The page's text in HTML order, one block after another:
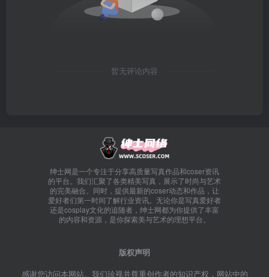
暂无评论内容
绅士网是一个专注于分享高质量写真作品和coser资讯
的平台。我们汇聚了各类精美写真，展示了时尚与艺术
的完美融合。同时，提供最新的coser动态和作品，让
爱好者们第一时间了解行业资讯。无论你是写真爱好者
还是cosplay文化的追随者，绅士网都为你提供了丰富
的内容和资源，是你探索美与艺术的理想平台。
版权声明
感谢您访问本网站。我们珍视并尊重创作者的知识产权，网站中的